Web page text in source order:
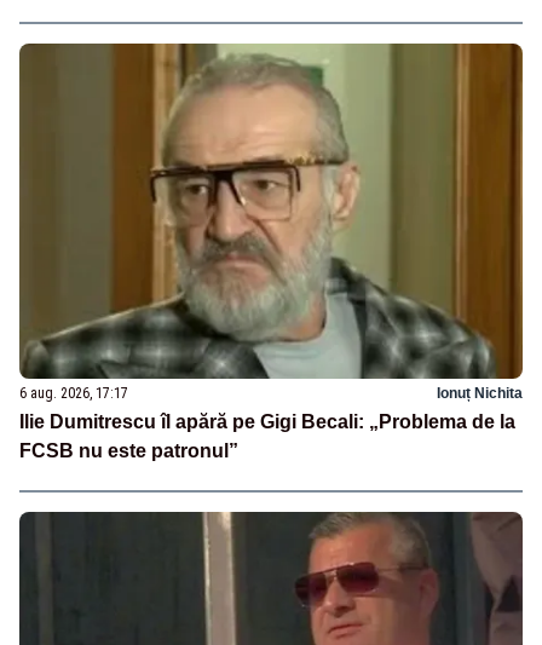
6 aug. 2026, 17:17 Ionuț Nichita
Ilie Dumitrescu îl apără pe Gigi Becali: „Problema de la
FCSB nu este patronul”